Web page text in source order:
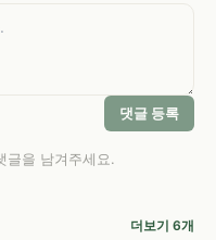
댓글 등록
글을 남겨주세요.
더보기 6개